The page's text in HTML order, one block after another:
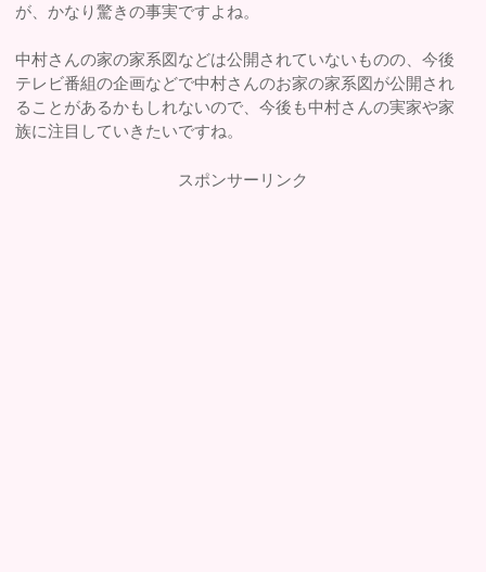
が、かなり驚きの事実ですよね。
中村さんの家の家系図などは公開されていないものの、今後
テレビ番組の企画などで中村さんのお家の家系図が公開され
ることがあるかもしれないので、今後も中村さんの実家や家
族に注目していきたいですね。
スポンサーリンク